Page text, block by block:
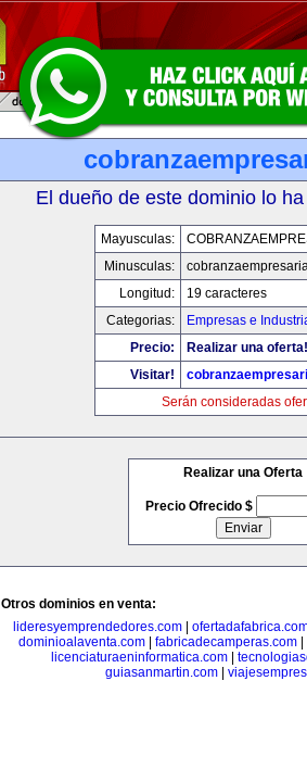
El dueño de este dominio lo
Mayusculas:
Minusculas:
Longitud:
19 caracteres
Categorias:
Empresas e
Precio:
Realizar una oferta!
Visitar!
Serán consideradas
Realizar una Oferta
Precio Ofrecido $
Otros dominios en venta:
lideresyemprendedores.com
dominioalaventa.com
fabricadecamperas.com
licenciaturaeninformatica.com|
guiasanmartin.com|